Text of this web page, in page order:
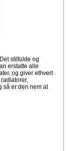
stilfulde og
erstatte alle
og giver ethvert
så er den nem at